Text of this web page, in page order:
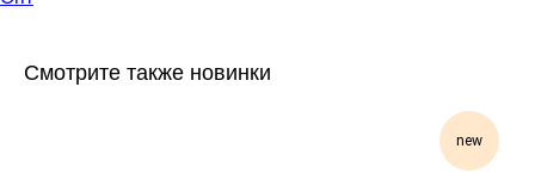
Смотрите также новинки
new